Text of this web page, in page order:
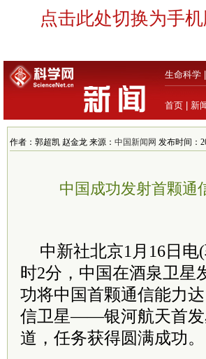
点击此处切换为手
生命科学
首页 新
作者：郭超凯 赵金龙 来源： 中国新闻网 发布时间：
中国成功发射首颗通
中新社北京1月16日电
时2分，中国在酒泉卫星
功将中国首颗通信能力
信卫星——银河航天首发
道，任务获得圆满成功。